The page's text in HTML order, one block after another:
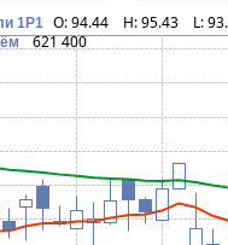
1Р1 O:94.44 H:95.43 L:
621 400